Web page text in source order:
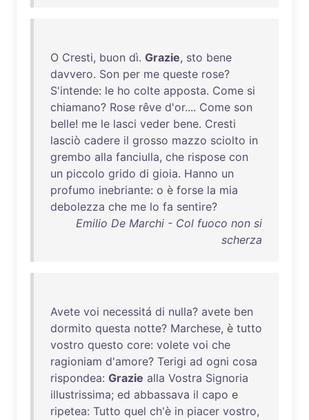
O Cresti, buon dì. Grazie, sto bene
davvero. Son per me queste rose?
S'intende: le ho colte apposta. Come si
chiamano? Rose rêve d'or.... Come son
belle! me le lasci veder bene. Cresti
lasciò cadere il grosso mazzo sciolto in
grembo alla fanciulla, che rispose con
un piccolo grido di gioia. Hanno un
profumo inebriante: o è forse la mia
debolezza che me lo fa sentire?
Emilio De Marchi - Col fuoco non si
scherza
Avete voi necessitá di nulla? avete ben
dormito questa notte? Marchese, è tutto
vostro questo core: volete voi che
ragioniam d'amore? Terigi ad ogni cosa
rispondea: Grazie alla Vostra Signoria
illustrissima; ed abbassava il capo e
ripetea: Tutto quel ch'è in piacer vostro,